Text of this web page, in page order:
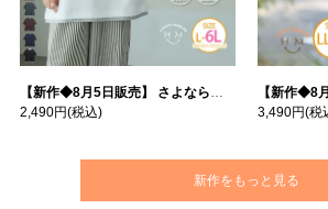
【新作◆8月5日販売】 さよなら猛暑 涼しさを着る 遮熱 接触冷感 吸水・速乾 五分袖 コンフォートメッシュ 配色レイヤード 風ゆる Tシャツ | 大きいサイズの通販ならハッピーマリリン
2,490円(税込)
【新作◆8月4日販売】 シアーデ
3,490円(税
新作をもっと見る